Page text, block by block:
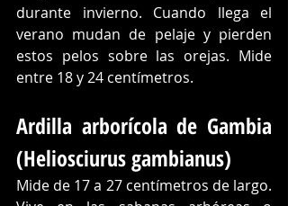
durante invierno. Cuando llega el
verano mudan de pelaje y pierden
estos pelos sobre las orejas. Mide
entre 18 y 24 centímetros.
Ardilla arborícola de Gambia
(Heliosciurus gambianus)
Mide de 17 a 27 centímetros de largo.